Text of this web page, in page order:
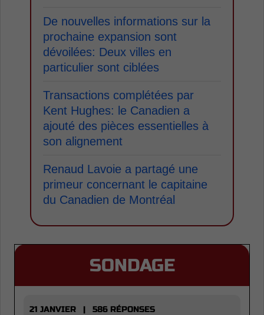
De nouvelles informations sur la
prochaine expansion sont
dévoilées: Deux villes en
particulier sont ciblées
Transactions complétées par
Kent Hughes: le Canadien a
ajouté des pièces essentielles à
son alignement
Renaud Lavoie a partagé une
primeur concernant le capitaine
du Canadien de Montréal
SONDAGE
21 JANVIER | 586 RÉPONSES